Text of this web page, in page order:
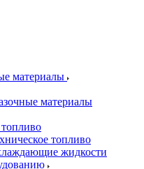
материалы
материалы
топливо
жидкости